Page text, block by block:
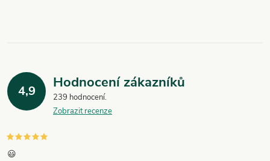
p
i
u
4,9 Hodnocení zákazníků
239 hodnocení
Zobrazit recenze
😃